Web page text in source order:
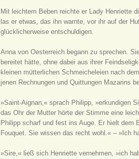
Mit leichtem Beben reichte er Lady Henriette
las er etwas, das ihn warnte, vor ihr auf der
glücklicherweise entschuldigen.
Anna von Oesterreich begann zu sprechen.
bereitet hätte, ohne dabei aus ihrer
kleinen mütterlichen Schmeicheleien nach
jenen Rechnungen und Quittungen Mazarins
»Saint-Aignan,« sprach Philipp, »erkundigen
das Ohr der Mutter hörte der Stimme eine
Philipp scharf und fest ins Auge. Er hielt dem
Fouquet. Sie wissen das recht wohl.« – »Ich
»Sire,« ließ sich Henriette vernehmen, »ich